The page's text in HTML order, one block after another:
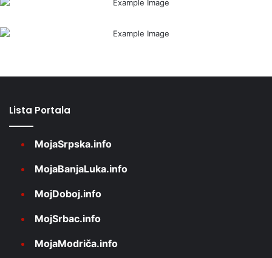
Lista Portala
MojaSrpska.info
MojaBanjaLuka.info
MojDoboj.info
MojSrbac.info
MojaModriča.info